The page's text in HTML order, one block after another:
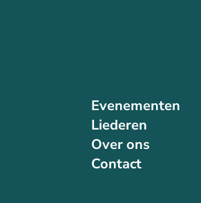
Evenementen
Liederen
Over ons
Contact